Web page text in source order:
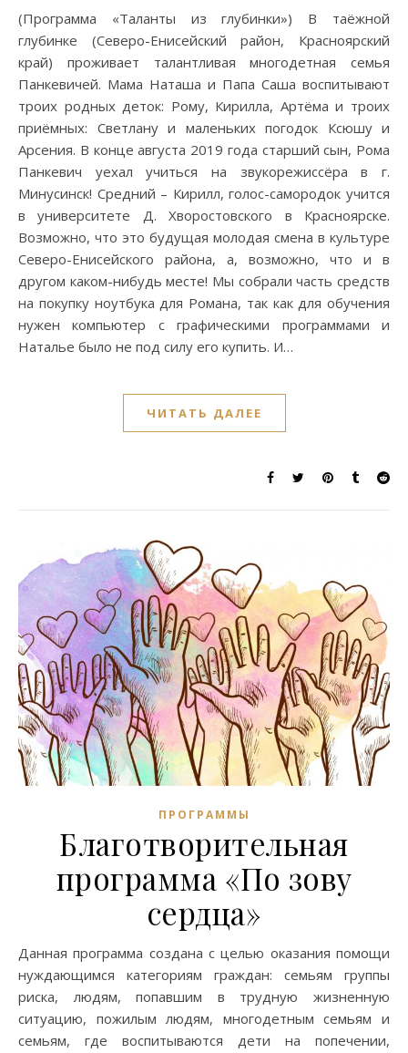
(Программа «Таланты из глубинки») В таёжной
глубинке (Северо-Енисейский район, Красноярский
край) проживает талантливая многодетная семья
Панкевичей. Мама Наташа и Папа Саша воспитывают
троих родных деток: Рому, Кирилла, Артёма и троих
приёмных: Светлану и маленьких погодок Ксюшу и
Арсения. В конце августа 2019 года старший сын, Рома
Панкевич уехал учиться на звукорежиссёра в г.
Минусинск! Средний – Кирилл, голос-самородок учится
в университете Д. Хворостовского в Красноярске.
Возможно, что это будущая молодая смена в культуре
Северо-Енисейского района, а, возможно, что и в
другом каком-нибудь месте! Мы собрали часть средств
на покупку ноутбука для Романа, так как для обучения
нужен компьютер с графическими программами и
Наталье было не под силу его купить. И…
ЧИТАТЬ ДАЛЕЕ
ПРОГРАММЫ
Благотворительная
программа «По зову
сердца»
Данная программа создана с целью оказания помощи
нуждающимся категориям граждан: семьям группы
риска, людям, попавшим в трудную жизненную
ситуацию, пожилым людям, многодетным семьям и
семьям, где воспитываются дети на попечении,